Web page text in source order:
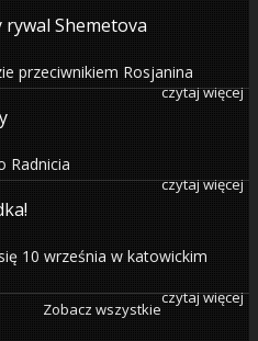
Shemetova
przeciwnikiem Rosjanina
czytaj więcej
Radnicia
czytaj więcej
10 września w katowickim
czytaj więcej
Zobacz wszystkie